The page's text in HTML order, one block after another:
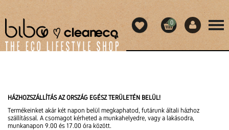
0
HÁZHOZSZÁLLÍTÁS AZ ORSZÁG EGÉSZ TERÜLETÉN BELÜL!
Termékeinket akár két napon belül megkaphatod, futárunk általi házhoz
szállítással. A csomagot kérheted a munkahelyedre, vagy a lakásodra,
munkanapon 9.00 és 17.00 óra között.